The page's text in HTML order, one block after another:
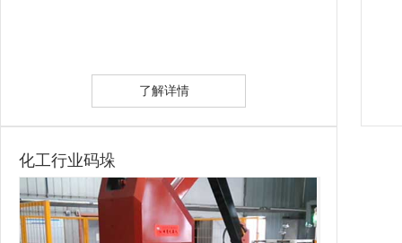
了解详情
化工行业码垛